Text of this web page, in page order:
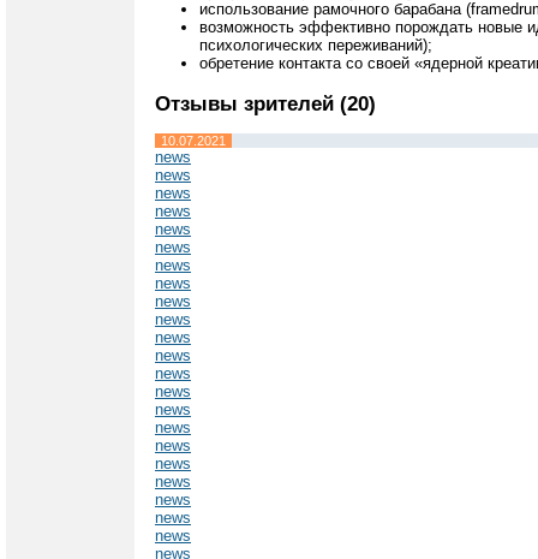
использование рамочного барабана
возможность эффективно порождать новые
психологических переживаний);
обретение контакта со своей «ядерной
Отзывы зрителей (20)
10.07.2021
news
news
news
news
news
news
news
news
news
news
news
news
news
news
news
news
news
news
news
news
news
news
news